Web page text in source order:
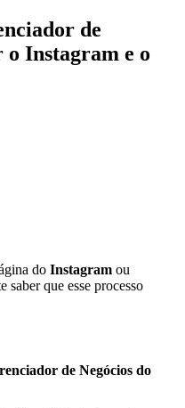
de
Instagram e o
do Instagram ou
saber que esse processo
de Negócios do